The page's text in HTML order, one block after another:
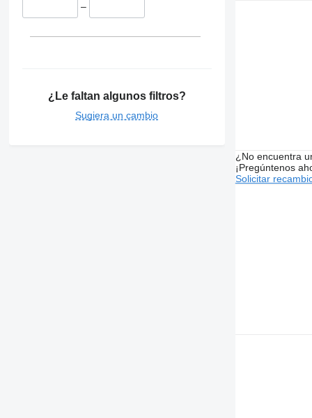
–
¿Le faltan algunos filtros?
Sugiera un cambio
¿No encuentra
¡Pregúntenos
Solicitar